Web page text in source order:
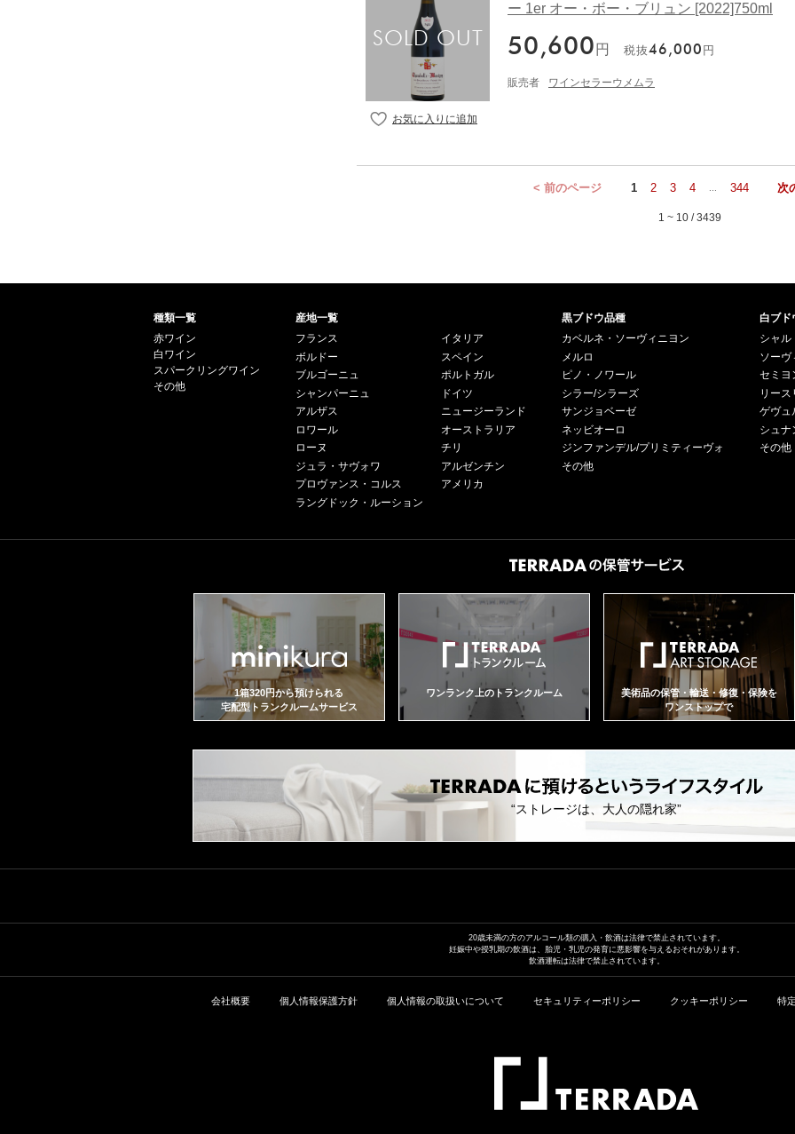
ー 1er オー・ボー・ブリュン [2022]750ml
50,600 円 税抜46,000 円
販売者 ワインセラーウメムラ
< 前のページ 1 2 3 4 344 次
1 ~ 10 / 3439
種類一覧
赤ワイン
白ワイン
スパークリングワイン
その他
産地一覧
フランス
ボルドー
ブルゴーニュ
シャンパーニュ
アルザス
ロワール
ローヌ
ジュラ・サヴォワ
プロヴァンス・コルス
ラングドック・ルーション
イタリア
スペイン
ポルトガル
ドイツ
ニュージーランド
オーストラリア
チリ
アルゼンチン
アメリカ
黒ブドウ品種
カベルネ・ソーヴィニヨン
メルロ
ピノ・ノワール
シラー/シラーズ
サンジョベーゼ
ネッビオーロ
ジンファンデル/プリミティーヴォ
その他
白ブド
シャル
ソーヴ
セミヨ
リース
ゲヴュ
シュナ
その他
1箱320円から預けられる
宅配型トランクルームサービス
ワンランク上のトランクルーム
美術品の保管・輸送・修復・保険を
ワンストップで
“ストレージは、大人の隠れ家”
20歳未満の方のアルコール類の購入・飲酒は法律で禁止されています。
妊娠中や授乳期の飲酒は、胎児・乳児の発育に悪影響を与えるおそれがあります。
飲酒運転は法律で禁止されています。
会社概要 個人情報保護方針 個人情報の取扱いについて セキュリティーポリシー クッキーポリシー 特